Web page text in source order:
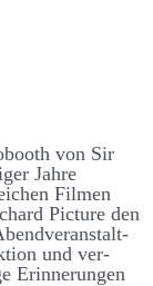
von Sir
Jahre
Filmen
Picture den
und ver­­­
Er­­­­inner­­­ungen